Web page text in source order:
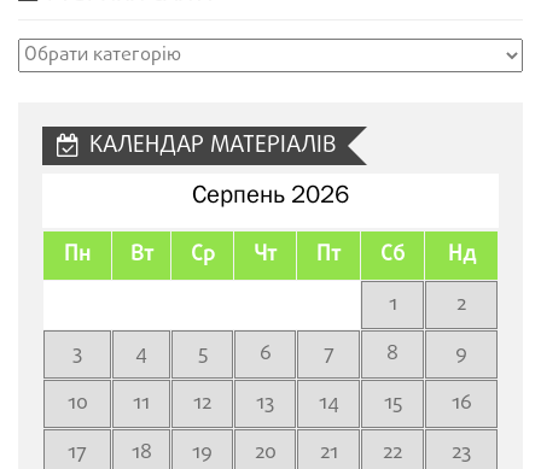
Рубрики
КАЛЕНДАР МАТЕРІАЛІВ
Серпень 2026
Пн Вт Ср Чт Пт Сб Нд
1
2
3
4 5 6 7 8
9
10
11 12 13 14 15
16
17
18 19 20 21 22
23